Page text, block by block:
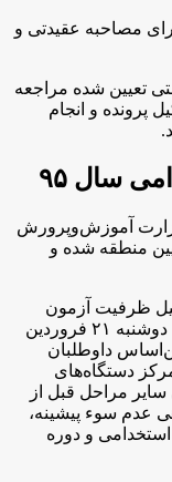
مصاحبه عقیدتی و
تعیین شده مراجعه
پرونده و انجام
سال ۹۵
شدگان آزمون استخدامی سال ۹۵ وزارت آموزش‌وپرورش
منطقه شده و
ظرفیت آزمون
استخدامی وزارت آموزش و پرورش شامگاه دوشنبه ۲۱ فروردین
داوطلبان
دستگاه‌های
مراحل قبل از
عدم سوء پیشینه،
و دوره